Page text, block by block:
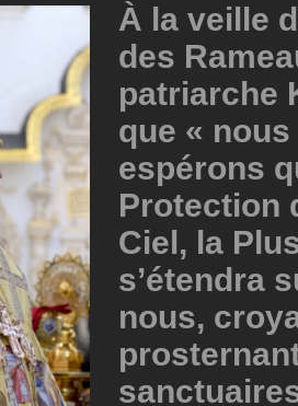
À la veille
des
patriarche
que «
espérons
Protection
Ciel, la
s’étendra
nous,